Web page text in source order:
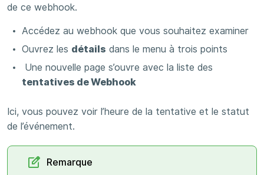
de ce webhook.
Accédez au webhook que vous souhaitez examiner
Ouvrez les détails dans le menu à trois points
Une nouvelle page s’ouvre avec la liste des
tentatives de Webhook
Ici, vous pouvez voir l’heure de la tentative et le statut
de l’événement.
Remarque